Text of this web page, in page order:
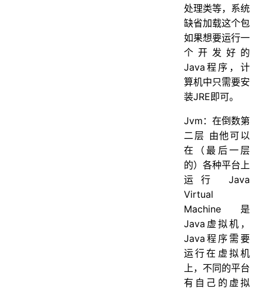
处理类等，系统
缺省加载这个包
如果想要运行一
个开发好的
Java程序，计
算机中只需要安
装JRE即可。
Jvm：在倒数第
二层 由他可以
在（最后一层
的）各种平台上
运行 Java
Virtual
Machine是
Java虚拟机，
Java程序需要
运行在虚拟机
上，不同的平台
有自己的虚拟